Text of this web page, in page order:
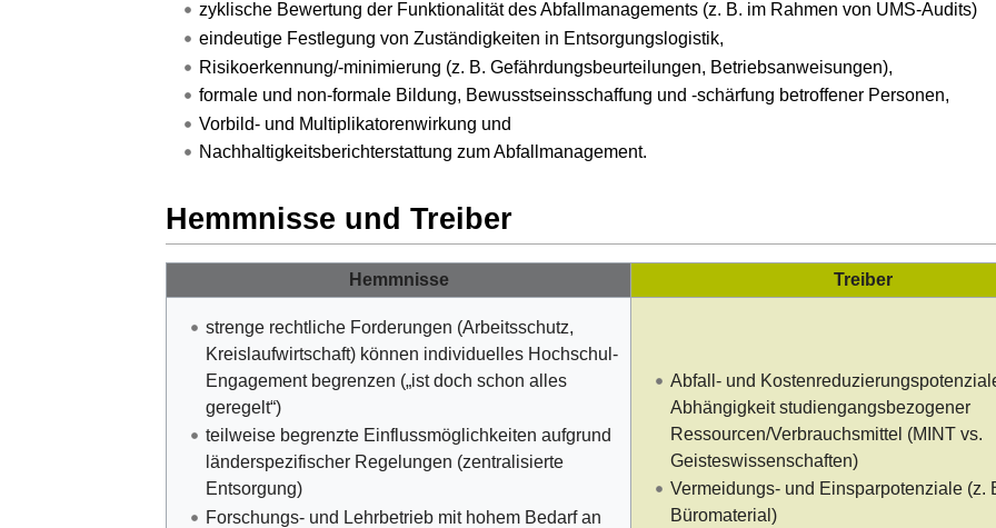
zyklische Bewertung der Funktionalität des Abfallmanagements (z. B. im Rahmen von UMS-Audits)
eindeutige Festlegung von Zuständigkeiten in Entsorgungslogistik,
Risikoerkennung/-minimierung (z. B. Gefährdungsbeurteilungen, Betriebsanweisungen),
formale und non-formale Bildung, Bewusstseinsschaffung und -schärfung betroffener Personen,
Vorbild- und Multiplikatorenwirkung und
Nachhaltigkeitsberichterstattung zum Abfallmanagement.
Hemmnisse und Treiber
Hemmnisse Treiber
strenge rechtliche Forderungen (Arbeitsschutz,
Kreislaufwirtschaft) können individuelles Hochschul-
Engagement begrenzen („ist doch schon alles
geregelt“)
teilweise begrenzte Einflussmöglichkeiten aufgrund
länderspezifischer Regelungen (zentralisierte
Entsorgung)
Forschungs- und Lehrbetrieb mit hohem Bedarf an
Abfall- und
Abhängigkeit studiengangsbezogener
Ressourcen/Verbrauchsmittel (MINT vs.
Geisteswissenschaften)
Vermeidungs- und Einsparpotenziale (z.
Büromaterial)